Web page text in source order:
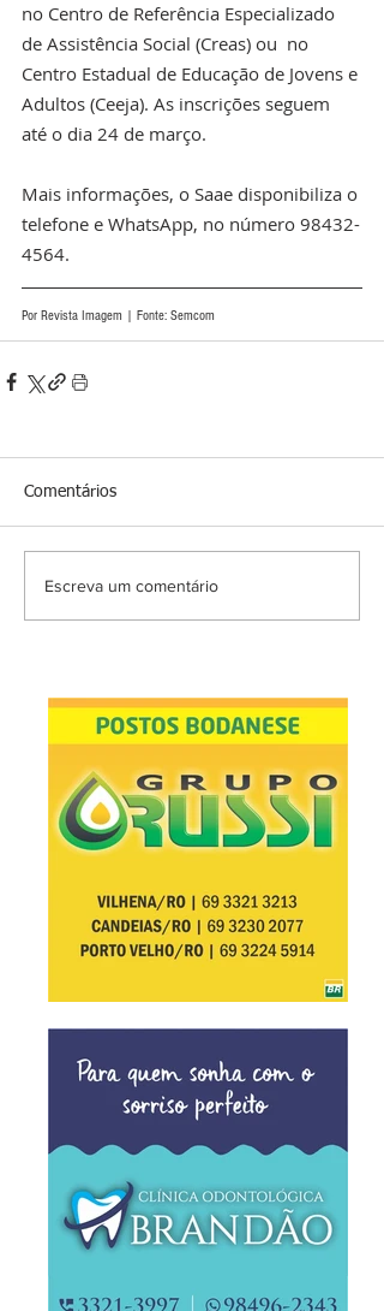
no Centro de Referência Especializado
de Assistência Social (Creas) ou  no
Centro Estadual de Educação de Jovens e
Adultos (Ceeja). As inscrições seguem
até o dia 24 de março.
Mais informações, o Saae disponibiliza o
telefone e WhatsApp, no número 98432-
4564.
Por Revista Imagem | Fonte: Semcom
Comentários
Escreva um comentário